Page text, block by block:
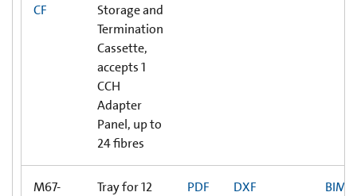
CF
Storage and
Termination
Cassette,
accepts 1
CCH
Adapter
Panel, up to
24 fibres
M67-
Tray for 12
PDF DXF BIM